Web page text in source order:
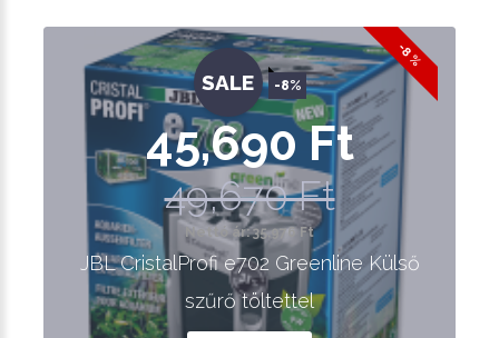
-8 %
SALE -8%
45,690 Ft
49,670 Ft
Nettó ár: 35,976 Ft
JBL CristalProfi e702 Greenline Külső
szűrő töltettel